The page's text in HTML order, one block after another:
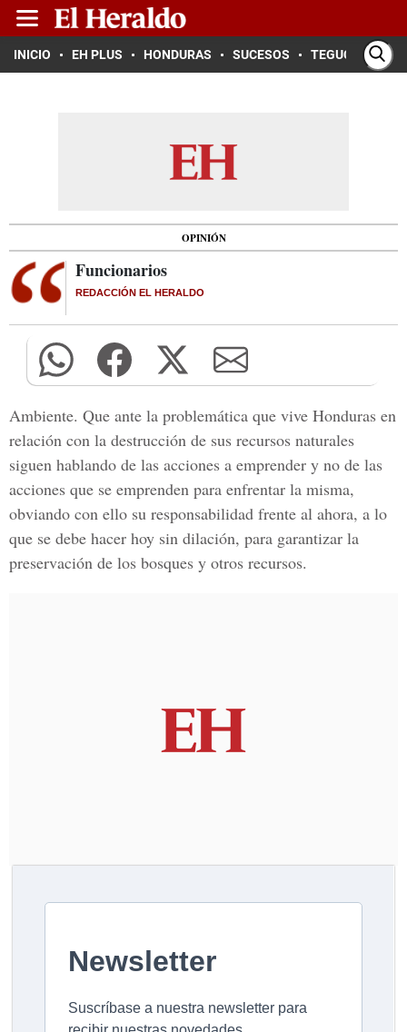
INICIO EH PLUS HONDURAS SUCESOS TEGUCIGALPA
OPINIÓN
Funcionarios
REDACCIÓN EL HERALDO
Ambiente. Que ante la problemática que vive Honduras en
relación con la destrucción de sus recursos naturales
siguen hablando de las acciones a emprender y no de las
acciones que se emprenden para enfrentar la misma,
obviando con ello su responsabilidad frente al ahora, a lo
que se debe hacer hoy sin dilación, para garantizar la
preservación de los bosques y otros recursos.